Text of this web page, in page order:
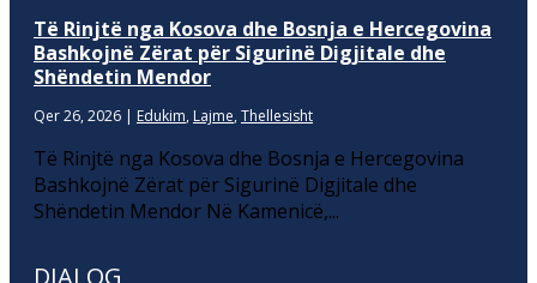
Të Rinjtë nga Kosova dhe Bosnja e Hercegovina
Bashkojnë Zërat për Sigurinë Digjitale dhe
Shëndetin Mendor
Qer 26, 2026 | Edukim, Lajme, Thellesisht
Të Rinjtë nga Kosova dhe Bosnja e Hercegovina
Bashkojnë Zërat për Sigurinë Digjitale dhe
Shëndetin Mendor Në Kamenicë,...
DIALOG